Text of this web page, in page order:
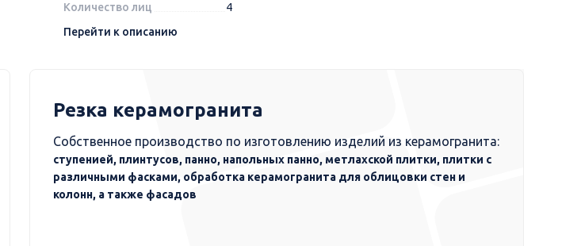
Количество лиц
4
Перейти к описанию
Резка керамогранита
Собственное производство по изготовлению изделий из керамогранита:
ступенией, плинтусов, панно, напольных панно, метлахской плитки, плитки с
различными фасками, обработка керамогранита для облицовки стен и
колонн, а также фасадов